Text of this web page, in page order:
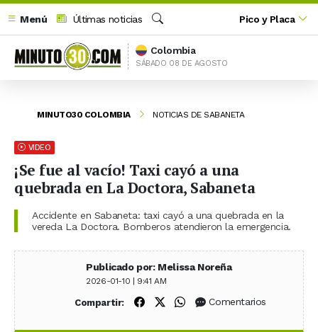
Menú
Últimas noticias
Buscar
Pico y Placa
Colombia
SÁBADO 08 DE AGOSTO
MINUTO30 COLOMBIA NOTICIAS DE SABANETA
VIDEO
¡Se fue al vacío! Taxi cayó a una
quebrada en La Doctora, Sabaneta
Accidente en Sabaneta: taxi cayó a una quebrada en la
vereda La Doctora. Bomberos atendieron la emergencia.
Publicado por: Melissa Noreña
2026-01-10 | 9:41 AM
Compartir: Compartir en Facebook
Compartir en X (Twitter)
Compartir en WhatsApp
Comentarios